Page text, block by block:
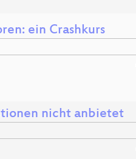
ein Crashkurs
nicht anbietet